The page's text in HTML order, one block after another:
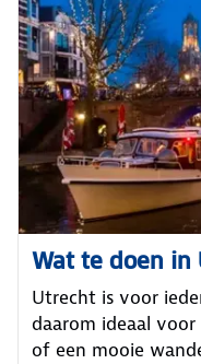
Wat te doen in
Utrecht is voor
daarom ideaal
of een mooie